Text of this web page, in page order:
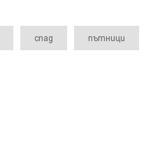
спад пътници